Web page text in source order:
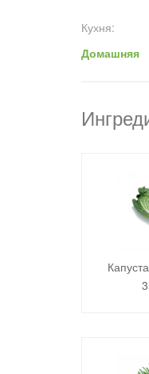
Кухня:
Домашняя